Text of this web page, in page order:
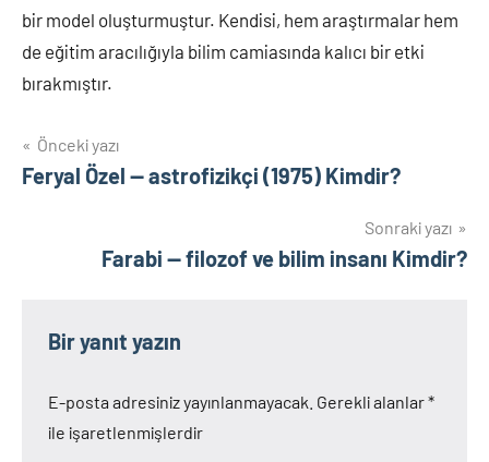
bir model oluşturmuştur. Kendisi, hem araştırmalar hem
de eğitim aracılığıyla bilim camiasında kalıcı bir etki
bırakmıştır.
Yazı
gezinmesi
Önceki yazı
Feryal Özel — astrofizikçi (1975) Kimdir?
Sonraki yazı
Farabi — filozof ve bilim insanı Kimdir?
Bir yanıt yazın
E-posta adresiniz yayınlanmayacak. Gerekli alanlar*
ile işaretlenmişlerdir